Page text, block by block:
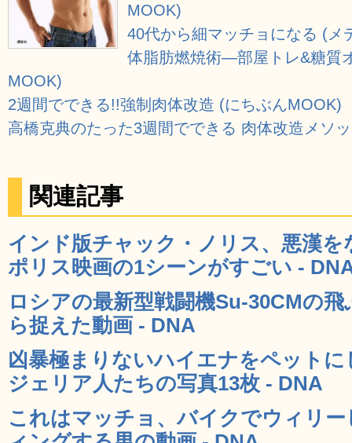
MOOK)
40代から細マッチョになる (メ
体脂肪燃焼術―部屋トレ&糖質
MOOK)
2週間でできる!!強制肉体改造 (にちぶんMOOK)
高橋克典のたった3週間でできる 肉体改造メソ
関連記事
インド版チャック・ノリス、悪漢
ポリス映画の1シーンがすごい -
ロシアの最新型戦闘機Su-30CMの
ら捉えた動画 - DNA
凶暴極まりないハイエナをペット
ジェリア人たちの写真13枚 - DNA
これはマッチョ、バイクでウィリ